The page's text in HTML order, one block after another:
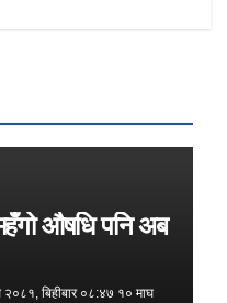
महँगो औषधि पनि अब
बिहीबार ०८:४७ १० माघ